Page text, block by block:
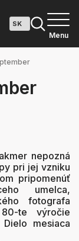
Menu
nepozná
pri jej vzniku
pripomenúť
umelca,
fotografa
te výročie
mesiaca